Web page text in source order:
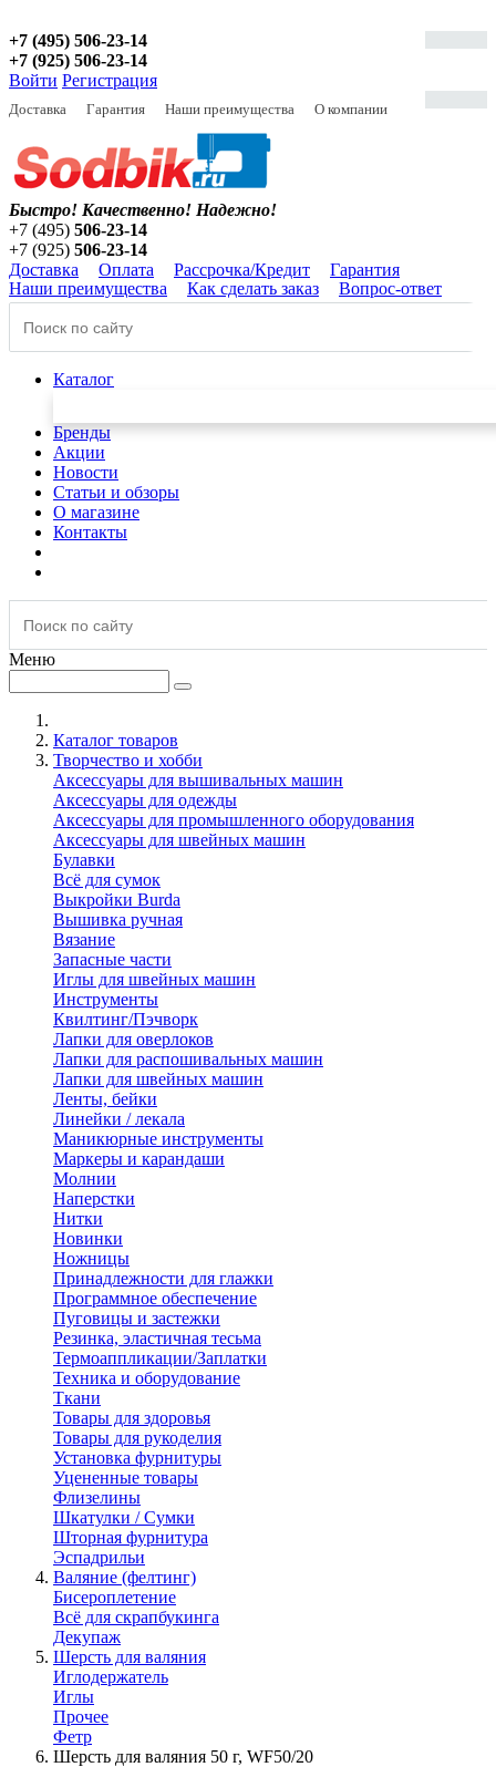
+7 (495) 506-23-14
+7 (925) 506-23-14
Войти Регистрация
Доставка Гарантия Наши преимущества О компании
Быстро! Качественно! Надежно!
+7 (495) 506-23-14
+7 (925) 506-23-14
Доставка
Оплата Рассрочка/Кредит
Гарантия
Наши преимущества
Как сделать заказ Вопрос-ответ
Каталог
Бренды
Акции
Новости
Статьи и обзоры
О магазине
Контакты
Меню
Каталог товаров
Творчество и хобби
Аксессуары для вышивальных машин
Аксессуары для одежды
Аксессуары для промышленного оборудования
Аксессуары для швейных машин
Булавки
Всё для сумок
Выкройки Burda
Вышивка ручная
Вязание
Запасные части
Иглы для швейных машин
Инструменты
Квилтинг/Пэчворк
Лапки для оверлоков
Лапки для распошивальных машин
Лапки для швейных машин
Ленты, бейки
Линейки / лекала
Маникюрные инструменты
Маркеры и карандаши
Молнии
Наперстки
Нитки
Новинки
Ножницы
Принадлежности для глажки
Программное обеспечение
Пуговицы и застежки
Резинка, эластичная тесьма
Термоаппликации/Заплатки
Техника и оборудование
Ткани
Товары для здоровья
Товары для рукоделия
Установка фурнитуры
Уцененные товары
Флизелины
Шкатулки / Сумки
Шторная фурнитура
Эспадрильи
Валяние (фелтинг)
Бисероплетение
Всё для скрапбукинга
Декупаж
Шерсть для валяния
Иглодержатель
Иглы
Прочее
Фетр
Шерсть для валяния 50 г, WF50/20